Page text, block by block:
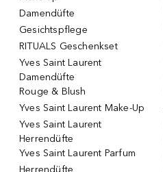
Damendüfte
Gesichtspflege
RITUALS Geschenkset
Yves Saint Laurent
Damendüfte
Rouge & Blush
Yves Saint Laurent Make-Up
Yves Saint Laurent
Herrendüfte
Yves Saint Laurent Parfum
Herrendüfte